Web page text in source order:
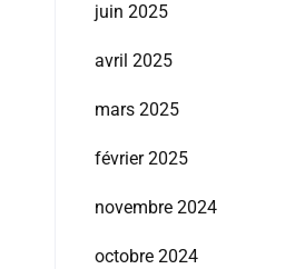
juin 2025
avril 2025
mars 2025
février 2025
novembre 2024
octobre 2024